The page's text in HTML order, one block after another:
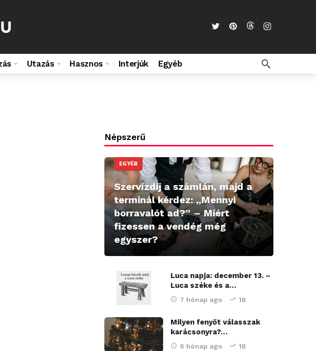
Utazás Hasznos Interjúk Egyéb
Népszerű
EGYÉB
Szervízdíj a számlán, majd a
terminál kérdez: „Mennyi
borravalót ad?” – Miért
fizessen a vendég még
egyszer?
Luca napja: december 13. –
Luca széke és a…
7 hónap ago 18
Milyen fenyőt válasszak
karácsonyra?…
6 hónap ago 18